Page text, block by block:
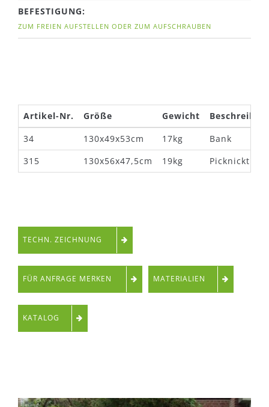
BEFESTIGUNG:
ZUM FREIEN AUFSTELLEN ODER ZUM AUFSCHRAUBEN
Artikel-Nr. Größe Gewicht
34
130x49x53cm 17kg
Bank
315
130x56x47,5cm 19kg Picknicktisch
TECHN. ZEICHNUNG
FÜR ANFRAGE MERKEN MATERIALIEN
KATALOG